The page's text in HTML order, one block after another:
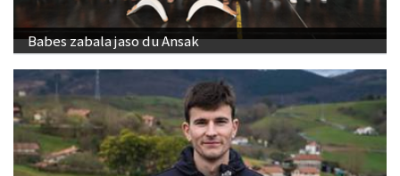
Babes zabala jaso du Ansak